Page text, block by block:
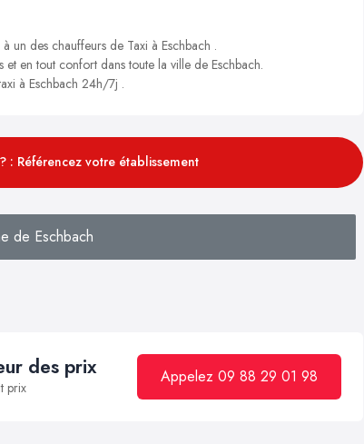
un des chauffeurs de Taxi à Eschbach .
et en tout confort dans toute la ville de Eschbach.
à Eschbach 24h/7j .
: Référencez votre établissement
de Eschbach
des prix
prix
Appelez 09 88 29 01 98